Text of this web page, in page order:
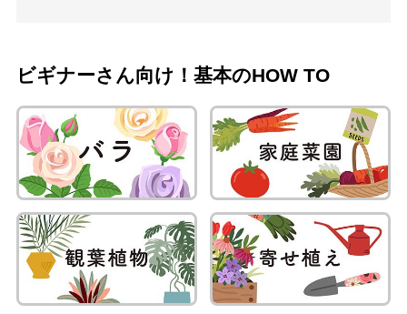
ビギナーさん向け！基本のHOW TO